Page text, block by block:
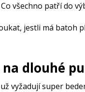
všechno patří do
jestli má batoh
dlouhé
vyžadují super